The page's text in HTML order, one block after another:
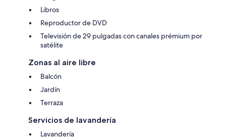
Libros
Reproductor de DVD
Televisión de 29 pulgadas con canales prémium por
satélite
Zonas al aire libre
Balcón
Jardín
Terraza
Servicios de lavandería
Lavandería